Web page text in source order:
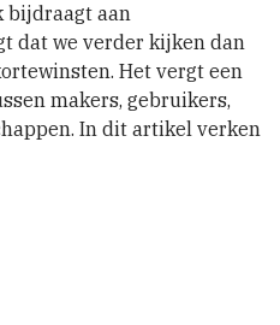
bijdraagt aan
dat we verder kijken dan
Het vergt een
makers, gebruikers,
In dit artikel verken